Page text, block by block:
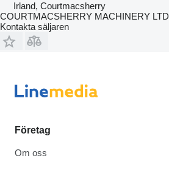
Irland, Courtmacsherry
COURTMACSHERRY MACHINERY LTD
Kontakta säljaren
Företag
Om oss